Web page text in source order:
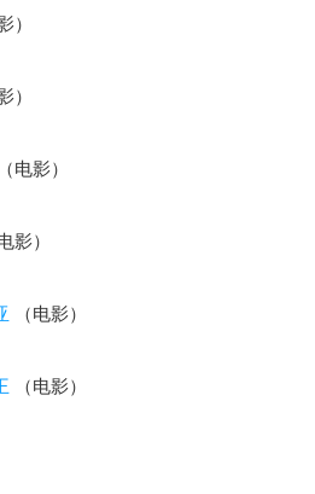
）
）
（电影）
影）
（电影）
（电影）